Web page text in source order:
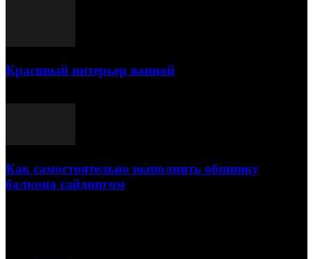
Красивый интерьер ванной
Как самостоятельно выполнить обшивку
балкона сайдингом